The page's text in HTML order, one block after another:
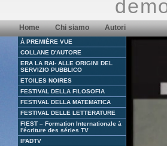
Home Chi siamo Autori
À PREMIÈRE VUE
COLLANE D'AUTORE
ERA LA RAI- ALLE ORIGINI DEL
SERVIZIO PUBBLICO
ETOILES NOIRES
FESTIVAL DELLA FILOSOFIA
FESTIVAL DELLA MATEMATICA
FESTIVAL DELLE LETTERATURE
FIEST – Formation Internationale à
l'écriture des séries TV
IFADTV